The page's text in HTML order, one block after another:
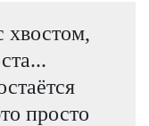
хвостом,
просто